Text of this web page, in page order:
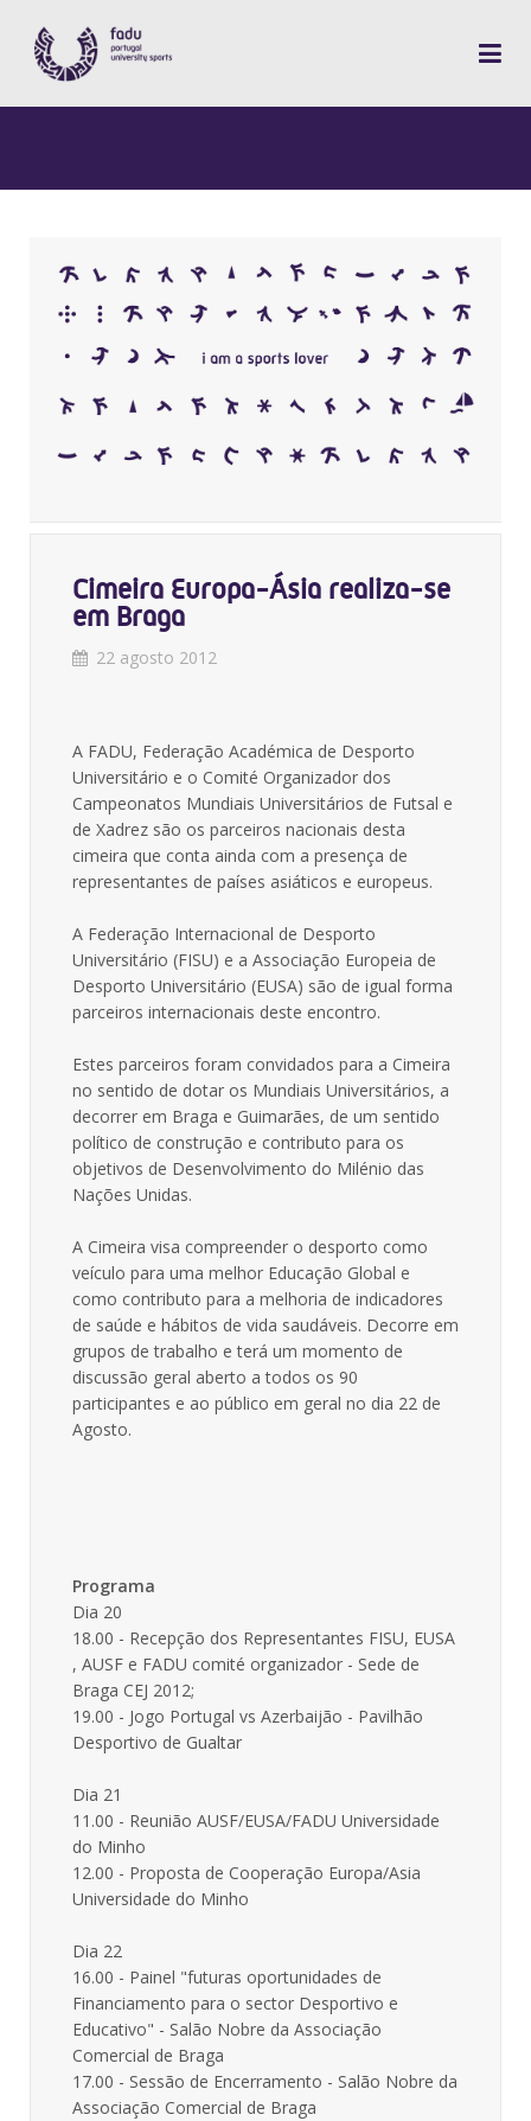
Cimeira Europa-Ásia realiza-se
em Braga
22 agosto 2012
A FADU, Federação Académica de Desporto
Universitário e o Comité Organizador dos
Campeonatos Mundiais Universitários de Futsal e
de Xadrez são os parceiros nacionais desta
cimeira que conta ainda com a presença de
representantes de países asiáticos e europeus.
A Federação Internacional de Desporto
Universitário (FISU) e a Associação Europeia de
Desporto Universitário (EUSA) são de igual forma
parceiros internacionais deste encontro.
Estes parceiros foram convidados para a Cimeira
no sentido de dotar os Mundiais Universitários, a
decorrer em Braga e Guimarães, de um sentido
político de construção e contributo para os
objetivos de Desenvolvimento do Milénio das
Nações Unidas.
A Cimeira visa compreender o desporto como
veículo para uma melhor Educação Global e
como contributo para a melhoria de indicadores
de saúde e hábitos de vida saudáveis. Decorre em
grupos de trabalho e terá um momento de
discussão geral aberto a todos os 90
participantes e ao público em geral no dia 22 de
Agosto.
Programa
Dia 20
18.00 - Recepção dos Representantes FISU, EUSA
, AUSF e FADU comité organizador - Sede de
Braga CEJ 2012;
19.00 - Jogo Portugal vs Azerbaijão - Pavilhão
Desportivo de Gualtar
Dia 21
11.00 - Reunião AUSF/EUSA/FADU Universidade
do Minho
12.00 - Proposta de Cooperação Europa/Asia
Universidade do Minho
Dia 22
16.00 - Painel "futuras oportunidades de
Financiamento para o sector Desportivo e
Educativo" - Salão Nobre da Associação
Comercial de Braga
17.00 - Sessão de Encerramento - Salão Nobre da
Associação Comercial de Braga